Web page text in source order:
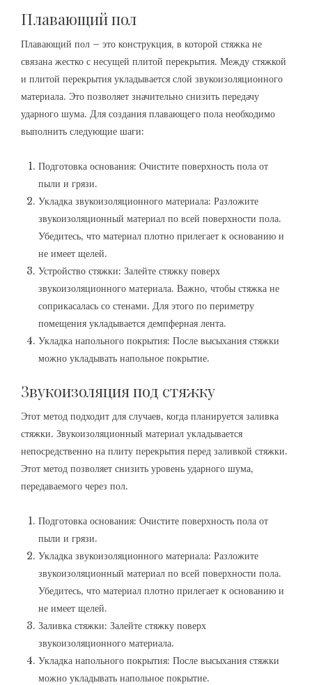
Плавающий пол
Плавающий пол – это конструкция‚ в которой стяжка не
связана жестко с несущей плитой перекрытия. Между стяжкой
и плитой перекрытия укладывается слой звукоизоляционного
материала. Это позволяет значительно снизить передачу
ударного шума. Для создания плавающего пола необходимо
выполнить следующие шаги:
Подготовка основания: Очистите поверхность пола от
пыли и грязи.
Укладка звукоизоляционного материала: Разложите
звукоизоляционный материал по всей поверхности пола.
Убедитесь‚ что материал плотно прилегает к основанию и
не имеет щелей.
Устройство стяжки: Залейте стяжку поверх
звукоизоляционного материала. Важно‚ чтобы стяжка не
соприкасалась со стенами. Для этого по периметру
помещения укладывается демпферная лента.
Укладка напольного покрытия: После высыхания стяжки
можно укладывать напольное покрытие.
Звукоизоляция под стяжку
Этот метод подходит для случаев‚ когда планируется заливка
стяжки. Звукоизоляционный материал укладывается
непосредственно на плиту перекрытия перед заливкой стяжки.
Этот метод позволяет снизить уровень ударного шума‚
передаваемого через пол.
Подготовка основания: Очистите поверхность пола от
пыли и грязи.
Укладка звукоизоляционного материала: Разложите
звукоизоляционный материал по всей поверхности пола.
Убедитесь‚ что материал плотно прилегает к основанию и
не имеет щелей.
Заливка стяжки: Залейте стяжку поверх
звукоизоляционного материала.
Укладка напольного покрытия: После высыхания стяжки
можно укладывать напольное покрытие.